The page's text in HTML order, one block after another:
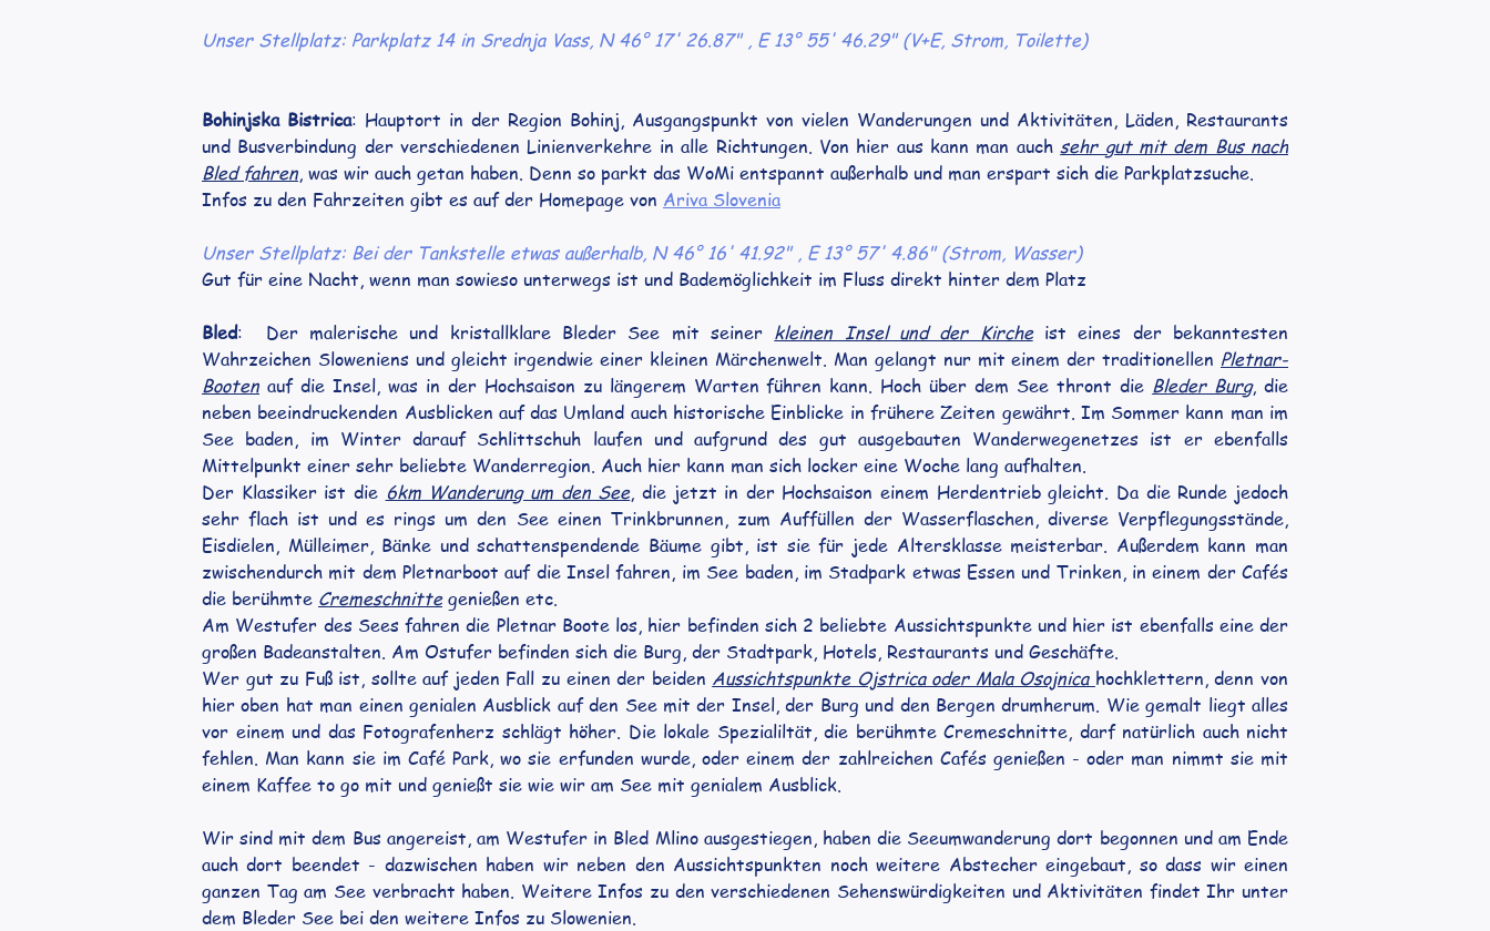
Unser Stellplatz: Parkplatz 14 in Srednja Vass, N 46° 17' 26.87" , E 13° 55' 46.29" (V+E, Strom, Toilette)
Bohinjska Bistrica: Hauptort in der Region Bohinj, Ausgangspunkt von vielen Wanderungen und Aktivitäten, Läden, Restaurants
und Busverbindung der verschiedenen Linienverkehre in alle Richtungen. Von hier aus kann man auch sehr gut mit dem Bus nach
Bled fahren, was wir auch getan haben. Denn so parkt das WoMi entspannt außerhalb und man erspart sich die Parkplatzsuche.
Infos zu den Fahrzeiten gibt es auf der Homepage von Ariva Slovenia
Unser Stellplatz: Bei der Tankstelle etwas außerhalb, N 46° 16' 41.92" , E 13° 57' 4.86" (Strom, Wasser)
Gut für eine Nacht, wenn man sowieso unterwegs ist und Bademöglichkeit im Fluss direkt hinter dem Platz
Bled:  Der malerische und kristallklare Bleder See mit seiner kleinen Insel und der Kirche ist eines der bekanntesten
Wahrzeichen Sloweniens und gleicht irgendwie einer kleinen Märchenwelt. Man gelangt nur mit einem der traditionellen Pletnar-
Booten auf die Insel, was in der Hochsaison zu längerem Warten führen kann. Hoch über dem See thront die Bleder Burg, die
neben beeindruckenden Ausblicken auf das Umland auch historische Einblicke in frühere Zeiten gewährt. Im Sommer kann man im
See baden, im Winter darauf Schlittschuh laufen und aufgrund des gut ausgebauten Wanderwegenetzes ist er ebenfalls
Mittelpunkt einer sehr beliebte Wanderregion. Auch hier kann man sich locker eine Woche lang aufhalten.
Der Klassiker ist die 6km Wanderung um den See, die jetzt in der Hochsaison einem Herdentrieb gleicht. Da die Runde jedoch
sehr flach ist und es rings um den See einen Trinkbrunnen, zum Auffüllen der Wasserflaschen, diverse Verpflegungsstände,
Eisdielen, Mülleimer, Bänke und schattenspendende Bäume gibt, ist sie für jede Altersklasse meisterbar. Außerdem kann man
zwischendurch mit dem Pletnarboot auf die Insel fahren, im See baden, im Stadpark etwas Essen und Trinken, in einem der Cafés
die berühmte Cremeschnitte genießen etc.
Am Westufer des Sees fahren die Pletnar Boote los, hier befinden sich 2 beliebte Aussichtspunkte und hier ist ebenfalls eine der
großen Badeanstalten. Am Ostufer befinden sich die Burg, der Stadtpark, Hotels, Restaurants und Geschäfte.
Wer gut zu Fuß ist, sollte auf jeden Fall zu einen der beiden Aussichtspunkte Ojstrica oder Mala Osojnica hochklettern, denn von
hier oben hat man einen genialen Ausblick auf den See mit der Insel, der Burg und den Bergen drumherum. Wie gemalt liegt alles
vor einem und das Fotografenherz schlägt höher. Die lokale Spezialiltät, die berühmte Cremeschnitte, darf natürlich auch nicht
fehlen. Man kann sie im Café Park, wo sie erfunden wurde, oder einem der zahlreichen Cafés genießen - oder man nimmt sie mit
einem Kaffee to go mit und genießt sie wie wir am See mit genialem Ausblick.
Wir sind mit dem Bus angereist, am Westufer in Bled Mlino ausgestiegen, haben die Seeumwanderung dort begonnen und am Ende
auch dort beendet - dazwischen haben wir neben den Aussichtspunkten noch weitere Abstecher eingebaut, so dass wir einen
ganzen Tag am See verbracht haben. Weitere Infos zu den verschiedenen Sehenswürdigkeiten und Aktivitäten findet Ihr unter
dem Bleder See bei den weitere Infos zu Slowenien.